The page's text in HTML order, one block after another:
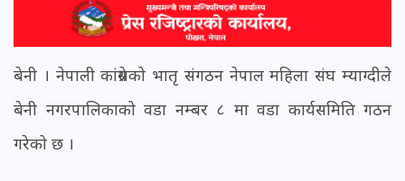
बेनी । नेपाली कांग्रेसको भातृ संगठन नेपाल महिला संघ म्याग्दीले
बेनी नगरपालिकाको वडा नम्बर ८ मा वडा कार्यसमिति गठन
गरेको छ ।